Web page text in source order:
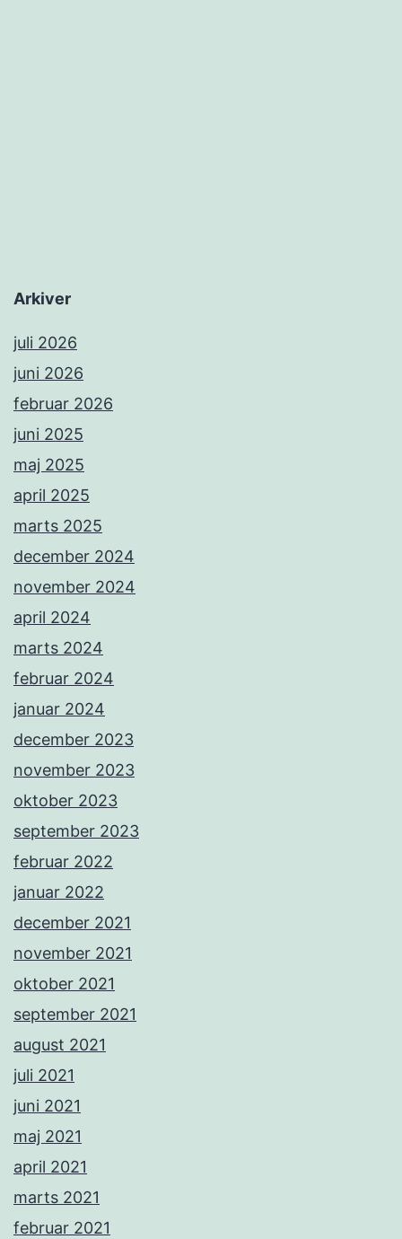
Arkiver
juli 2026
juni 2026
februar 2026
juni 2025
maj 2025
april 2025
marts 2025
december 2024
november 2024
april 2024
marts 2024
februar 2024
januar 2024
december 2023
november 2023
oktober 2023
september 2023
februar 2022
januar 2022
december 2021
november 2021
oktober 2021
september 2021
august 2021
juli 2021
juni 2021
maj 2021
april 2021
marts 2021
februar 2021